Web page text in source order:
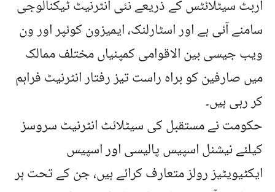
آربٹ سیٹلائٹس کے ذریعے نئی انٹرنیٹ ٹیکنالوجی
سامنے آئی ہے اور اسٹارلنک، ایمیزون کوئپر اور ون
ویب جیسی بین الاقوامی کمپنیاں مختلف ممالک
میں صارفین کو براہ راست تیز رفتار انٹرنیٹ فراہم
کر رہی ہیں۔
حکومت نے مستقبل کی سیٹلائٹ انٹرنیٹ سروسز
کیلئے نیشنل اسپیس پالیسی اور اسپیس
ایکٹیویٹیز رولز متعارف کرائے ہیں، جن کے تحت ہر